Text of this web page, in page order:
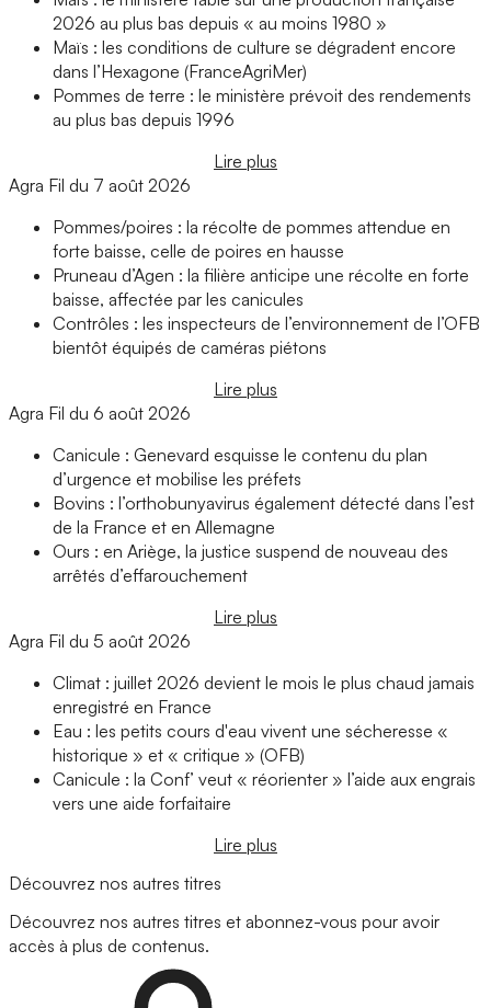
2026 au plus bas depuis « au moins 1980 »
Maïs : les conditions de culture se dégradent encore
dans l’Hexagone (FranceAgriMer)
Pommes de terre : le ministère prévoit des rendements
au plus bas depuis 1996
Lire plus
Agra Fil du 7 août 2026
Pommes/poires : la récolte de pommes attendue en
forte baisse, celle de poires en hausse
Pruneau d’Agen : la filière anticipe une récolte en forte
baisse, affectée par les canicules
Contrôles : les inspecteurs de l’environnement de l’OFB
bientôt équipés de caméras piétons
Lire plus
Agra Fil du 6 août 2026
Canicule : Genevard esquisse le contenu du plan
d’urgence et mobilise les préfets
Bovins : l’orthobunyavirus également détecté dans l’est
de la France et en Allemagne
Ours : en Ariège, la justice suspend de nouveau des
arrêtés d’effarouchement
Lire plus
Agra Fil du 5 août 2026
Climat : juillet 2026 devient le mois le plus chaud jamais
enregistré en France
Eau : les petits cours d'eau vivent une sécheresse «
historique » et « critique » (OFB)
Canicule : la Conf’ veut « réorienter » l’aide aux engrais
vers une aide forfaitaire
Lire plus
Découvrez nos autres titres
Découvrez nos autres titres et abonnez-vous pour avoir
accès à plus de contenus.